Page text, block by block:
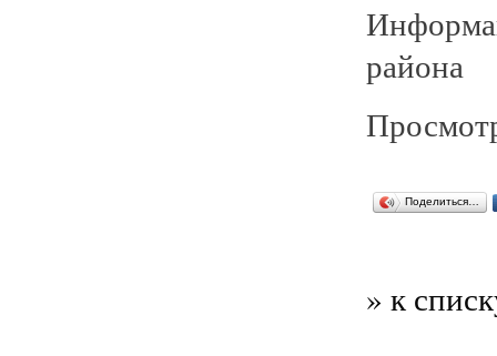
района
Поделиться…
» к